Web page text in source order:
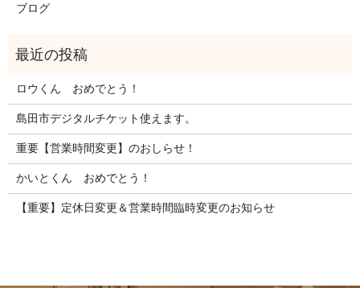
ブログ
ロウくん おめでとう！
島田市デジタルチケット使えます。
重要【営業時間変更】のおしらせ！
かいとくん おめでとう！
【重要】定休日変更＆営業時間臨時変更のお知らせ